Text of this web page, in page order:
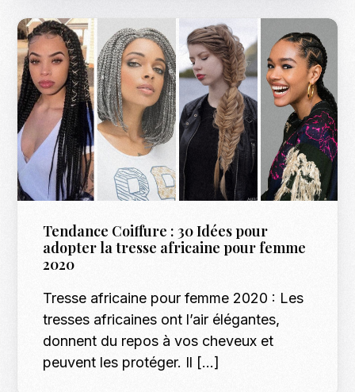
Tendance Coiffure : 30 Idées pour
adopter la tresse africaine pour femme
2020
Tresse africaine pour femme 2020 : Les
tresses africaines ont l’air élégantes,
donnent du repos à vos cheveux et
peuvent les protéger. Il […]